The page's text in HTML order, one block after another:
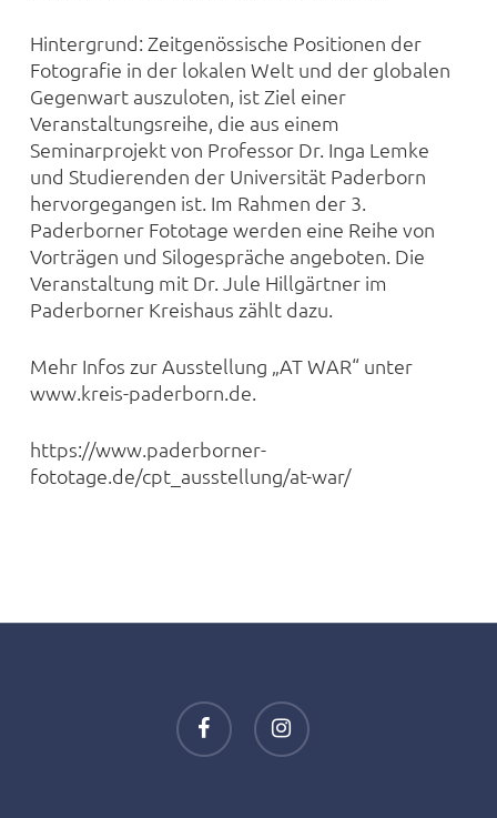
Hintergrund: Zeitgenössische Positionen der
Fotografie in der lokalen Welt und der globalen
Gegenwart auszuloten, ist Ziel einer
Veranstaltungsreihe, die aus einem
Seminarprojekt von Professor Dr. Inga Lemke
und Studierenden der Universität Paderborn
hervorgegangen ist. Im Rahmen der 3.
Paderborner Fototage werden eine Reihe von
Vorträgen und Silogespräche angeboten. Die
Veranstaltung mit Dr. Jule Hillgärtner im
Paderborner Kreishaus zählt dazu.
Mehr Infos zur Ausstellung „AT WAR“ unter
www.kreis-paderborn.de.
https://www.paderborner-
fototage.de/cpt_ausstellung/at-war/
facebook instagram